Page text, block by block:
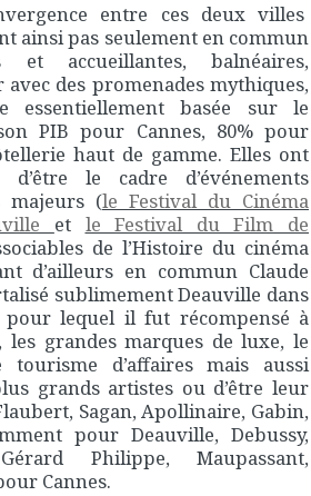
entre ces deux villes
ainsi pas seulement en commun
et accueillantes, balnéaires,
des promenades mythiques,
essentiellement basée sur le
PIB pour Cannes, 80% pour
haut de gamme. Elles ont
le cadre d’événements
majeurs (le Festival du Cinéma
et le Festival du Film de
de l’Histoire du cinéma
d’ailleurs en commun Claude
sublimement Deauville dans
lequel il fut récompensé à
les grandes marques de luxe, le
tourisme d’affaires mais aussi
grands artistes ou d’être leur
Sagan, Apollinaire, Gabin,
pour Deauville, Debussy,
Philippe, Maupassant,
Cannes.